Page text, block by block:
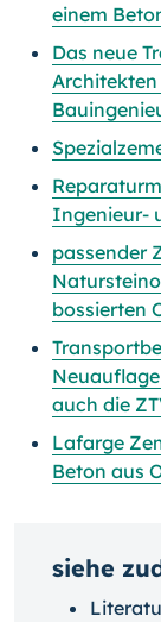
einem
Das neue
Ingenieur-
passender
bossierten
auch die
Lafarge
Beton aus
siehe